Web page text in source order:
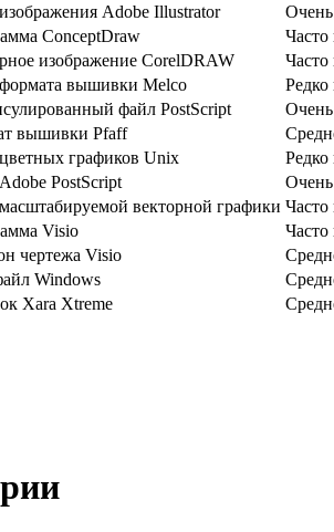
Adobe Illustrator
Очень
ConceptDraw
Часто
изображение CorelDRAW
Часто
вышивки Melco
Редко
файл PostScript
Очень
вышивки Pfaff
графиков Unix
Редко
PostScript
Очень
векторной графики Часто
Visio
Часто
чертежа Visio
Windows
Xara Xtreme